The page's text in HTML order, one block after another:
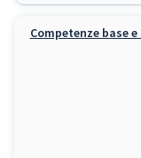
Competenze base